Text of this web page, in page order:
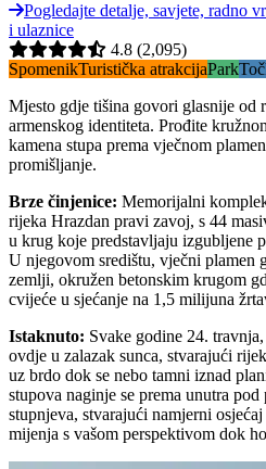
Pogledajte detalje, savjete, radno
i ulaznice
4.8 (2,095)
SpomenikTuristička atrakcijaPark
Mjesto gdje tišina govori glasnije od
armenskog identiteta. Prođite
kamena stupa prema vječnom
promišljanje.
Brze činjenice: Memorijalni
rijeka Hrazdan pravi zavoj, s 44
u krug koje predstavljaju izgubljene
U njegovom središtu, vječni plamen
zemlji, okružen betonskim krugom
cvijeće u sjećanje na 1,5 milijuna
Istaknuto: Svake godine 24.
ovdje u zalazak sunca, stvarajući
uz brdo dok se nebo tamni iznad
stupova naginje se prema unutra
stupnjeva, stvarajući namjerni
mijenja s vašom perspektivom dok